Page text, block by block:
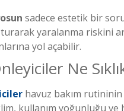
sadece estetik bir
yaralanma riskini
yol açabilir.
Ne
havuz bakım rutininin
kullanım yoğunluğu ve